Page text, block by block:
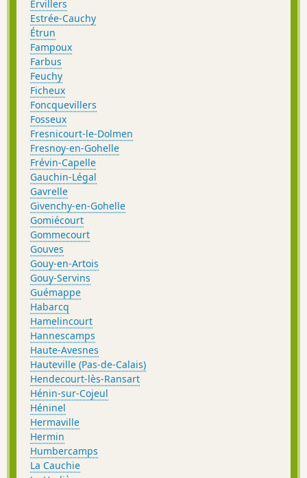
Ervillers
Estrée-Cauchy
Étrun
Fampoux
Farbus
Feuchy
Ficheux
Foncquevillers
Fosseux
Fresnicourt-le-Dolmen
Fresnoy-en-Gohelle
Frévin-Capelle
Gauchin-Légal
Gavrelle
Givenchy-en-Gohelle
Gomiécourt
Gommecourt
Gouves
Gouy-en-Artois
Gouy-Servins
Guémappe
Habarcq
Hamelincourt
Hannescamps
Haute-Avesnes
Hauteville (Pas-de-Calais)
Hendecourt-lès-Ransart
Hénin-sur-Cojeul
Héninel
Hermaville
Hermin
Humbercamps
La Cauchie